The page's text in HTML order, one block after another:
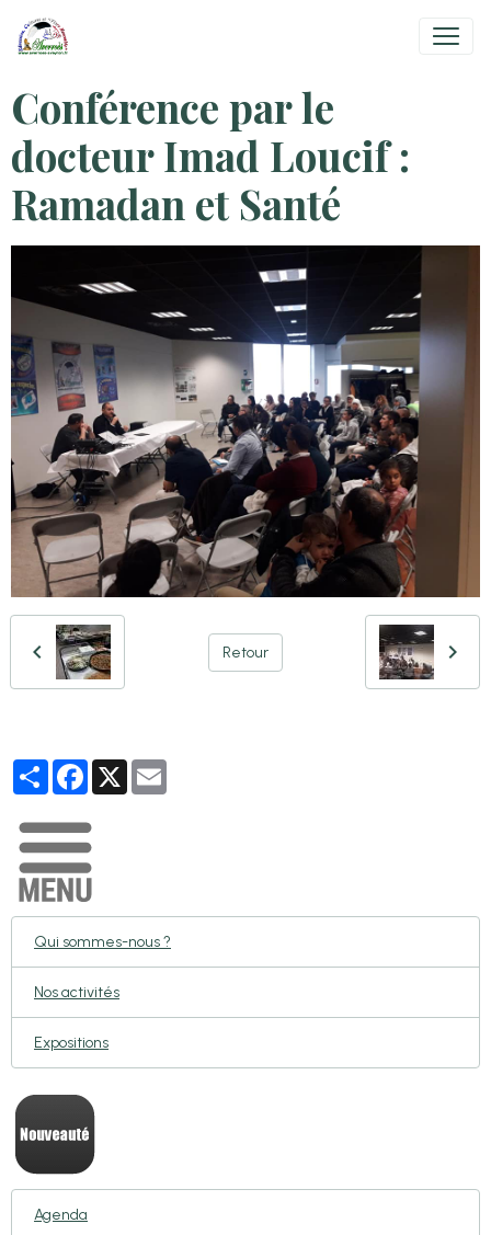
Conférence par le
docteur Imad Loucif :
Ramadan et Santé
Retour
PartagerFacebook
X
Qui sommes-nous ?
Nos activités
Expositions
Agenda